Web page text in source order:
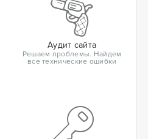
Аудит сайта
Решаем проблемы. Найдем
все технические ошибки